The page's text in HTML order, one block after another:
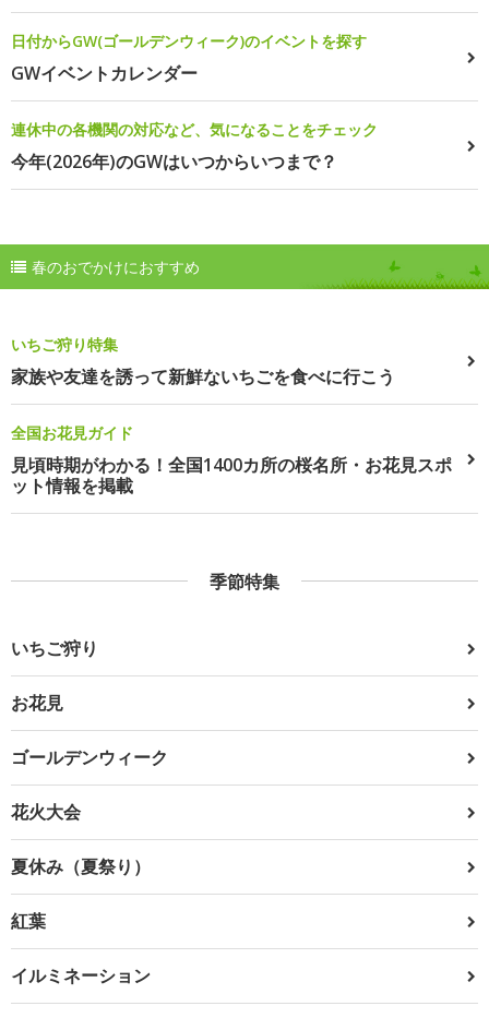
日付からGW(ゴールデンウィーク)のイベントを探す
GWイベントカレンダー
連休中の各機関の対応など、気になることをチェック
今年(2026年)のGWはいつからいつまで？
春のおでかけにおすすめ
いちご狩り特集
家族や友達を誘って新鮮ないちごを食べに行こう
全国お花見ガイド
見頃時期がわかる！全国1400カ所の桜名所・お花見スポ
ット情報を掲載
季節特集
いちご狩り
お花見
ゴールデンウィーク
花火大会
夏休み（夏祭り）
紅葉
イルミネーション